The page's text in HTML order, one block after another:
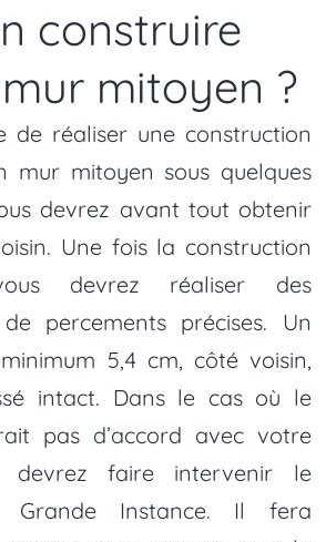
construire
mitoyen ?
de réaliser une construction
mur mitoyen sous quelques
devrez avant tout obtenir
Une fois la construction
devrez réaliser des
percements précises. Un
5,4 cm, côté voisin,
intact. Dans le cas où le
pas d’accord avec votre
devrez faire intervenir le
Grande Instance. Il fera